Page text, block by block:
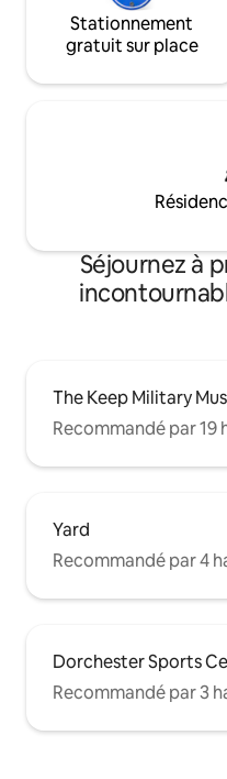
Stationnement
gratuit sur place
Séjournez à
The Keep Military
Recommandé par 19
Yard
Recommandé par 4
Dorchester Sports
Recommandé par 3